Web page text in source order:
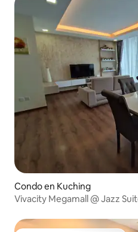
Condo en Kuching
Vivacity Megamall @ Jazz